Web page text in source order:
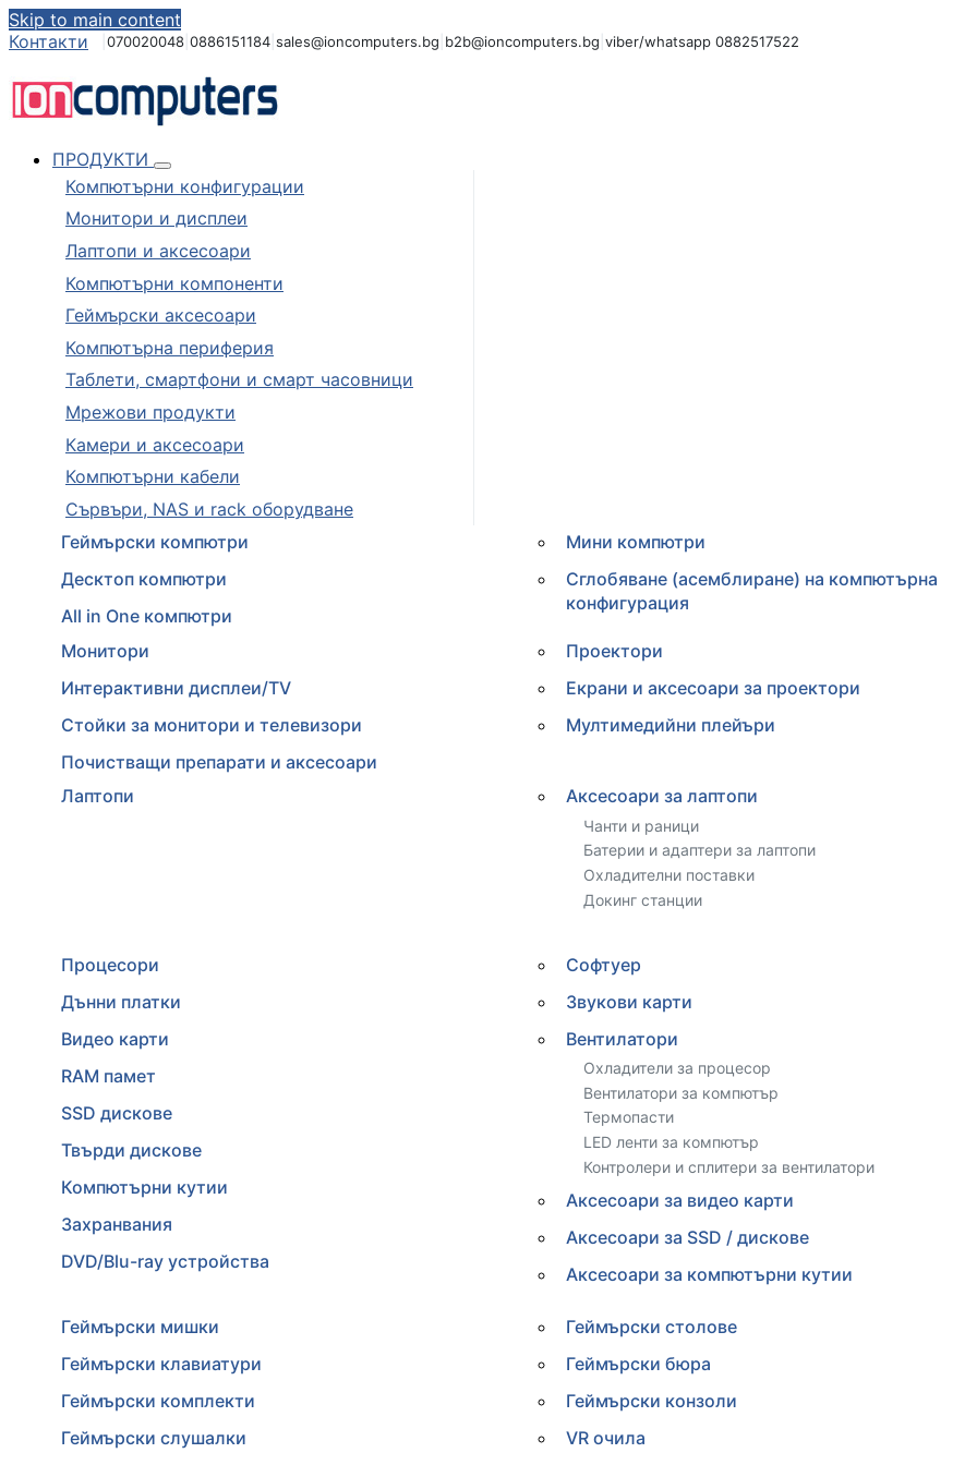
Skip to main content
Контакти
070020048 0886151184 sales@ioncomputers.bg b2b@ioncomputers.bg viber/whatsapp 0882517522
ПРОДУКТИ
Компютърни конфигурации
Монитори и дисплеи
Лаптопи и аксесоари
Компютърни компоненти
Геймърски аксесоари
Компютърна периферия
Таблети, смартфони и смарт часовници
Мрежови продукти
Камери и аксесоари
Компютърни кабели
Сървъри, NAS и rack оборудване
Геймърски компютри
Десктоп компютри
All in One компютри
Мини компютри
Сглобяване (асемблиране) на компютърна
конфигурация
Монитори
Интерактивни дисплеи/TV
Стойки за монитори и телевизори
Почистващи препарати и аксесоари
Проектори
Екрани и аксесоари за проектори
Мултимедийни плейъри
Лаптопи Аксесоари за лаптопи
Чанти и раници
Батерии и адаптери за лаптопи
Охладителни поставки
Докинг станции
Процесори
Дънни платки
Видео карти
RAM памет
SSD дискове
Твърди дискове
Компютърни кутии
Захранвания
DVD/Blu-ray устройства
Софтуер
Звукови карти
Вентилатори
Охладители за процесор
Вентилатори за компютър
Термопасти
LED ленти за компютър
Контролери и сплитери за вентилатори
Аксесоари за видео карти
Аксесоари за SSD / дискове
Аксесоари за компютърни кутии
Геймърски мишки
Геймърски клавиатури
Геймърски комплекти
Геймърски слушалки
Геймърски столове
Геймърски бюра
Геймърски конзоли
VR очила